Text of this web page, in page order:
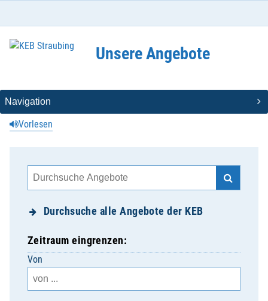
Vorlesen
Unsere Angebote
Durchsuche alle Angebote der KEB
Zeitraum eingrenzen:
Von